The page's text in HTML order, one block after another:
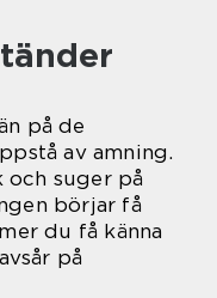
på de
av amning.
och suger på
börjar få
du få känna
på